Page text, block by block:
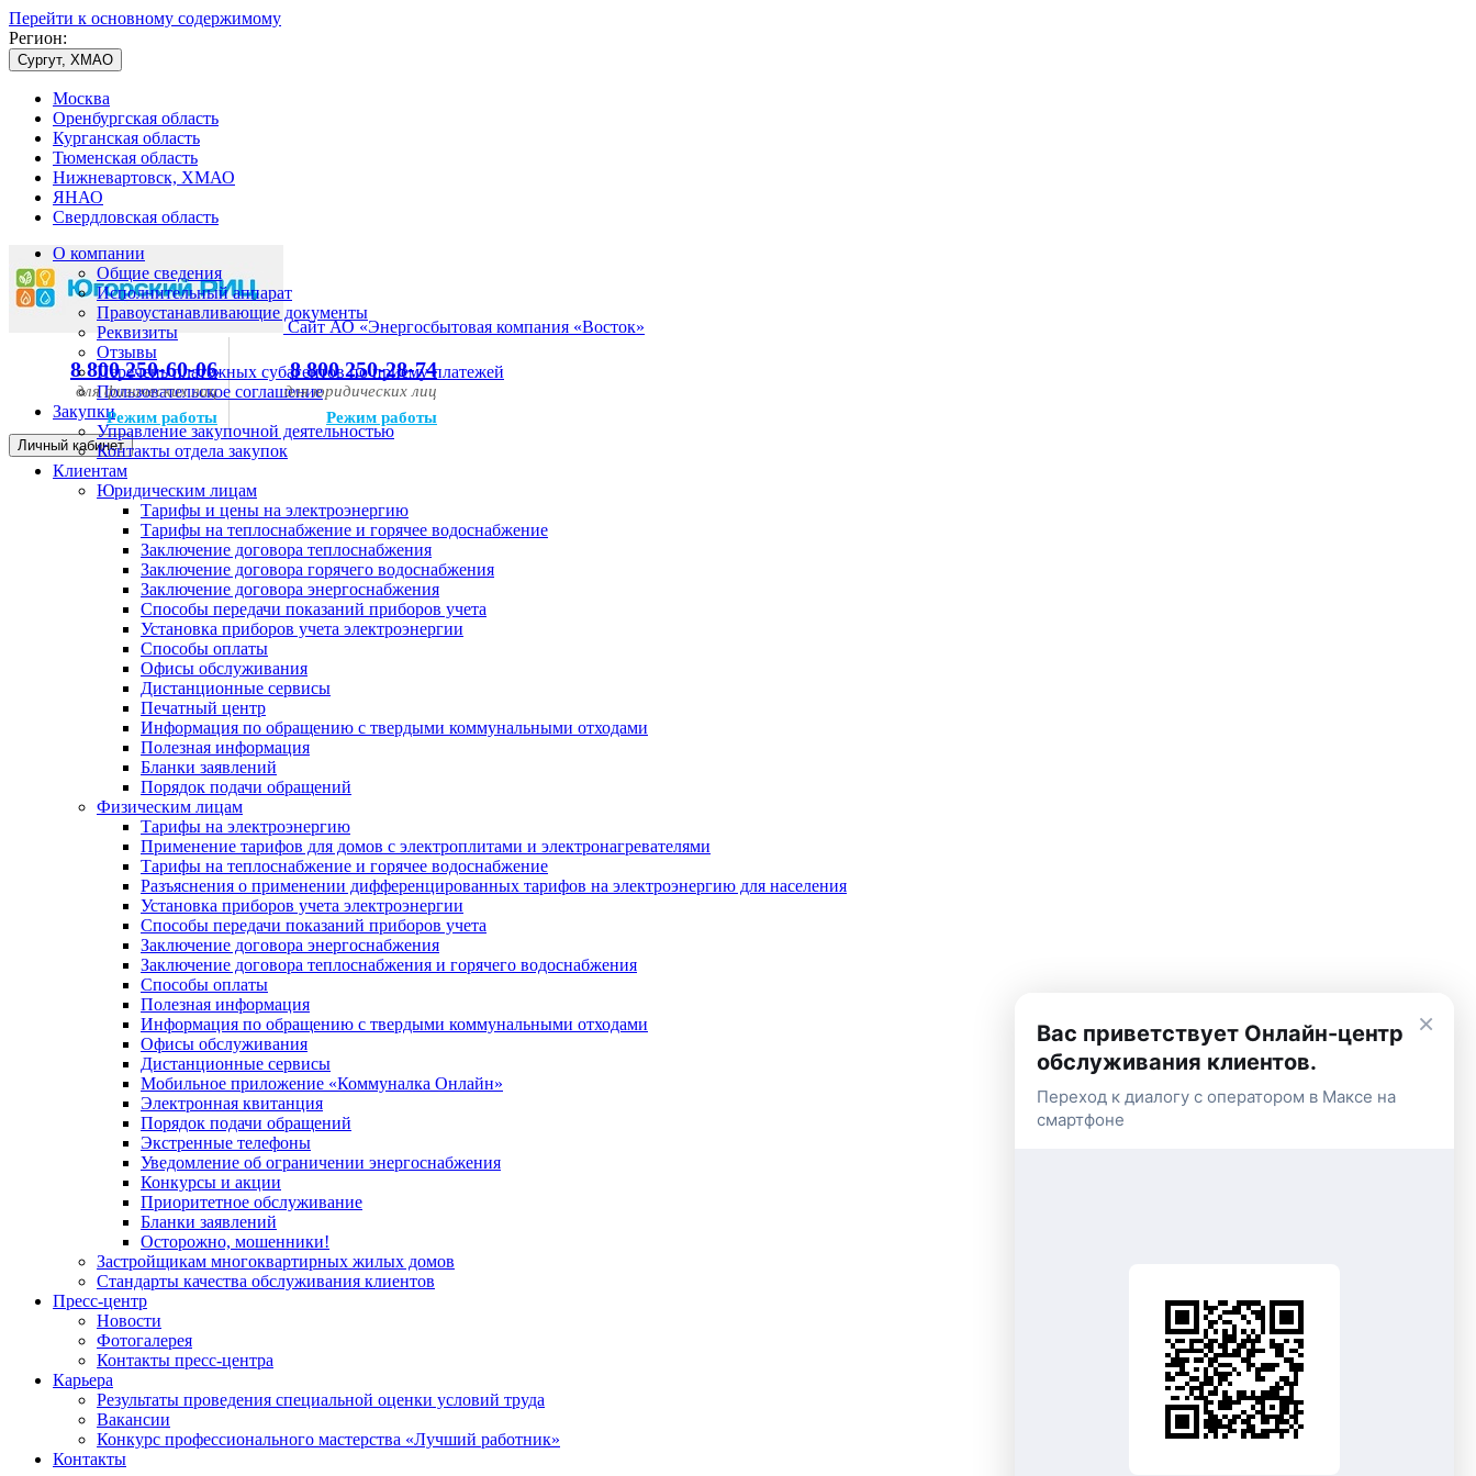
Перейти к основному содержимому
Регион:
Сургут, ХМАО
Москва
Оренбургская область
Курганская область
Тюменская область
Нижневартовск, ХМАО
ЯНАО
Свердловская область
Сайт АО «Энергосбытовая компания «Восток»
8 800 250-60-06
для физических лиц
Режим работы
8 800 250-28-74
для юридических лиц
Режим работы
Личный кабинет
О компании
Общие сведения
Исполнительный аппарат
Правоустанавливающие документы
Реквизиты
Отзывы
Перечень платежных субагентов по приему платежей
Пользовательское соглашение
Закупки
Управление закупочной деятельностью
Контакты отдела закупок
Клиентам
Юридическим лицам
Тарифы и цены на электроэнергию
Тарифы на теплоснабжение и горячее водоснабжение
Заключение договора теплоснабжения
Заключение договора горячего водоснабжения
Заключение договора энергоснабжения
Способы передачи показаний приборов учета
Установка приборов учета электроэнергии
Способы оплаты
Офисы обслуживания
Дистанционные сервисы
Печатный центр
Информация по обращению с твердыми коммунальными отходами
Полезная информация
Бланки заявлений
Порядок подачи обращений
Физическим лицам
Тарифы на электроэнергию
Применение тарифов для домов с электроплитами и электронагревателями
Тарифы на теплоснабжение и горячее водоснабжение
Разъяснения о применении дифференцированных тарифов на электроэнергию для населения
Установка приборов учета электроэнергии
Способы передачи показаний приборов учета
Заключение договора энергоснабжения
Заключение договора теплоснабжения и горячего водоснабжения
Способы оплаты
Полезная информация
Информация по обращению с твердыми коммунальными отходами
Офисы обслуживания
Дистанционные сервисы
Мобильное приложение «Коммуналка Онлайн»
Электронная квитанция
Порядок подачи обращений
Экстренные телефоны
Уведомление об ограничении энергоснабжения
Конкурсы и акции
Приоритетное обслуживание
Бланки заявлений
Осторожно, мошенники!
Застройщикам многоквартирных жилых домов
Стандарты качества обслуживания клиентов
Пресс-центр
Новости
Фотогалерея
Контакты пресс-центра
Карьера
Результаты проведения специальной оценки условий труда
Вакансии
Конкурс профессионального мастерства «Лучший работник»
Контакты
×
Вас приветствует Онлайн-центр
обслуживания клиентов.
Переход к диалогу с оператором в Максе на
смартфоне